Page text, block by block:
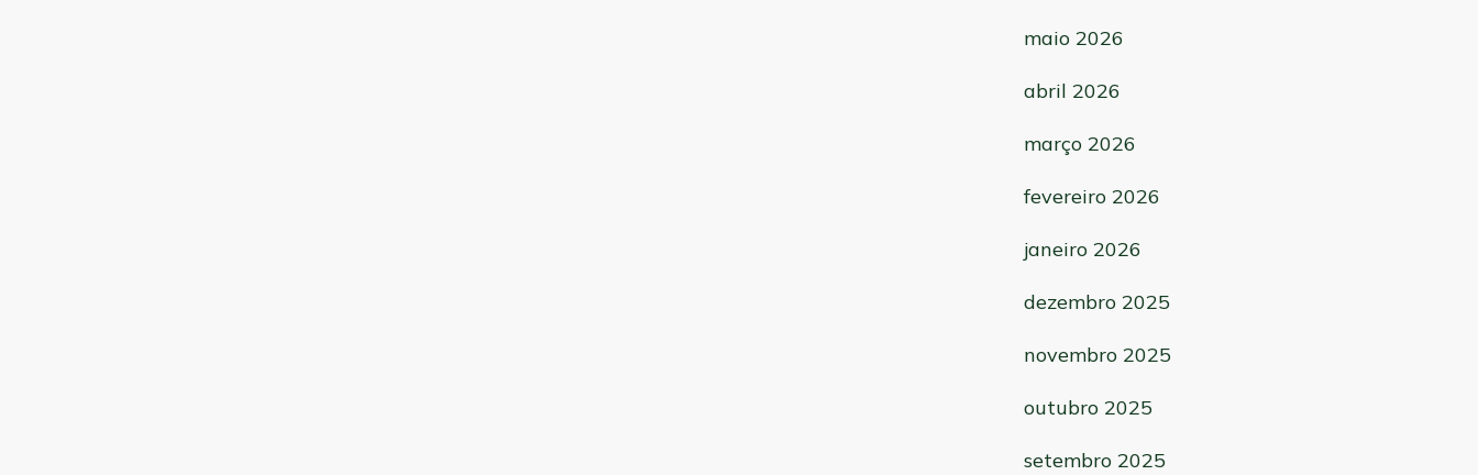
maio 2026
abril 2026
março 2026
fevereiro 2026
janeiro 2026
dezembro 2025
novembro 2025
outubro 2025
setembro 2025